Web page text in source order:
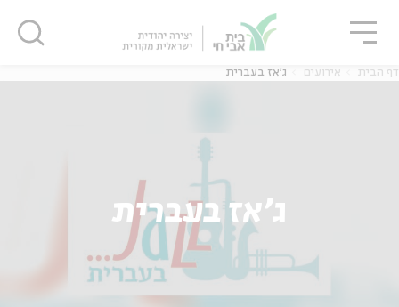
דף הבית אירועים ג'אז בעברית
ג'אז בעברית
סגור